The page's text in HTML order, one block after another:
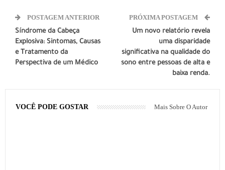
POSTAGEM ANTERIOR
Síndrome da Cabeça
Explosiva: Sintomas, Causas
e Tratamento da
Perspectiva de um Médico
PRÓXIMA POSTAGEM
Um novo relatório revela
uma disparidade
significativa na qualidade do
sono entre pessoas de alta e
baixa renda.
VOCÊ PODE GOSTAR Mais Sobre O Autor